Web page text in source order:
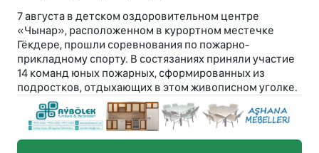
7 августа в детском оздоровительном центре
«Чынар», расположенном в курортном местечке
Гёкдере, прошли соревнования по пожарно-
прикладному спорту. В состязаниях приняли участие
14 команд юных пожарных, сформированных из
подростков, отдыхающих в этом живописном уголке.